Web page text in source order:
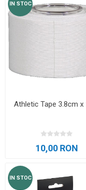
IN STOC
Athletic Tape 3.8cm x
10,00 RON
IN STOC